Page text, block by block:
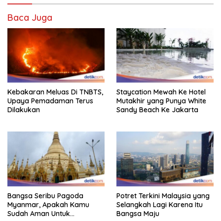
Baca Juga
Kebakaran Meluas Di TNBTS,
Upaya Pemadaman Terus
Dilakukan
Staycation Mewah Ke Hotel
Mutakhir yang Punya White
Sandy Beach Ke Jakarta
Bangsa Seribu Pagoda
Myanmar, Apakah Kamu
Sudah Aman Untuk
Potret Terkini Malaysia yang
Selangkah Lagi Karena Itu
Bangsa Maju